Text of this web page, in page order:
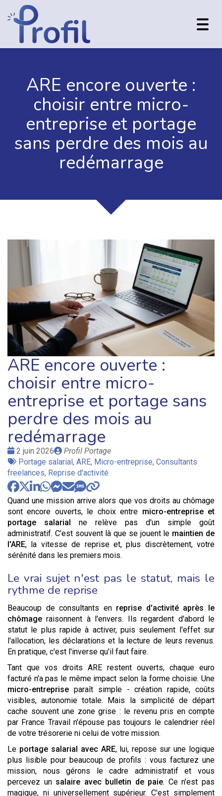
ARE encore ouverte :
choisir entre micro-
entreprise et portage
sans perdre des mois au
redémarrage
ARE encore ouverte :
choisir entre micro-
entreprise et portage sans
perdre des mois au
redémarrage
Date
:
2 juin 2026
Publié
par
Profil Portage
Tags
:
Portage salarial, ARE, Micro-entreprise, Consultants
freelances, Reprise d'activité
Quand une mission arrive alors que vos droits au chômage
sont encore ouverts, le choix entre micro-entreprise et
portage salarial ne relève pas d'un simple goût
administratif. C'est souvent là que se jouent le maintien de
l'ARE, la vitesse de reprise et, plus discrètement, votre
sérénité dans les premiers mois.
Le vrai sujet n'est pas le statut, mais le
rythme de reprise
Beaucoup de consultants en reprise d'activité après le
chômage raisonnent à l'envers. Ils regardent d'abord le
statut le plus rapide à activer, puis seulement l'effet sur
l'allocation, les déclarations et la lecture de leurs revenus.
En pratique, c'est l'inverse qu'il faut faire.
Tant que vos droits ARE restent ouverts, chaque euro
facturé n'a pas le même impact selon la forme choisie. Une
micro-entreprise paraît simple - création rapide, coûts
visibles, autonomie totale. Mais la simplicité de départ
cache souvent une zone grise : le revenu pris en compte
par France Travail n'épouse pas toujours le calendrier réel
de votre trésorerie ni celui de votre mission.
Le portage salarial avec ARE, lui, repose sur une logique
plus lisible pour beaucoup de profils : vous facturez une
mission, nous gérons le cadre administratif et vous
percevez un salaire avec bulletin de paie. Ce n'est pas
magique, ni universellement supérieur. C'est simplement